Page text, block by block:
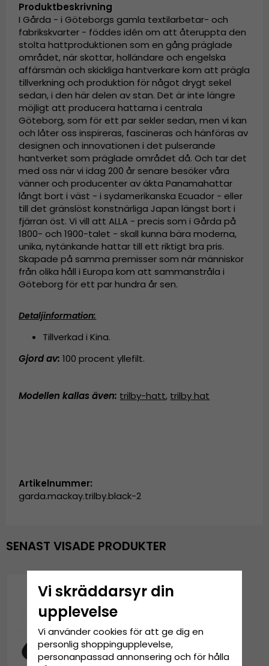
Produktbeskrivning
I Gårda - i Göteborgs gamla textilarbetar- och
fabrikskvarter - föddes idén om att återuppta den
stolta hattproduktionen som en gång präglade
området, när skottar, holländare och engelska
affärsmän och skickliga hantverkare kom att prägla
tillverkning och produktion för något drygt sekel
sedan, i den här delen av stan. Det är inte längre
möjligt att producera hattarna i centrala
Göteborg, som för ett par sekler sedan, men vi kan
och låter oss inspireras, fascineras och hänföras av
designen och innovationen i det pulserande
hantverket som präglade området då. Och tar det
med oss när vi idag 200 år senare besöker våra
vänner och producenter av äkta Panamahattar
långt bort i väst - i sydamerikanska Ecuador - eller
till det gränslöst konstnärliga Japan längst bort i
fjärran öst. Vi vill att ALLA - precis som i Gårda på
1800- och 1900-talet - skall kunna bära moderna,
unika, nytänkande hattar till ett riktigt bra pris.
Skapade på samma premisser som när människor
från olika håll i Europa kom att sammanstråla i
Göteborg för ett par hundra år sen.
Detaljinformation:
Tillverkad i Kina.
Gjord av: 100 procent yllefilt.
Modellen kallas även: trilby-hatt, trilby hat
Artikelnummer:
garda.mackay.trilby.black-2
SENAST VISADE PRODUKTER
Vi skräddarsyr din
upplevelse
Vi använder cookies för att ge dig en
personlig shoppingupplevelse,
personanpassad annonsering och för hålla